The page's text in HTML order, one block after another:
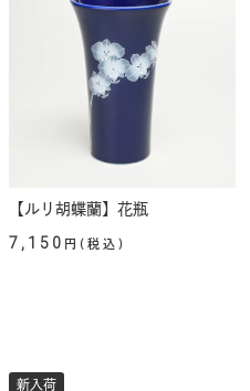
【ルリ胡蝶蘭】花瓶
7,150 円(税込)
新入荷